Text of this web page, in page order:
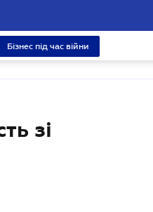
Бізнес під час війни
зі